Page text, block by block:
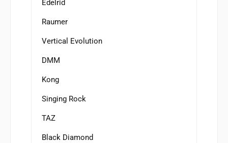
Edelrid
Raumer
Vertical Evolution
DMM
Kong
Singing Rock
TAZ
Black Diamond